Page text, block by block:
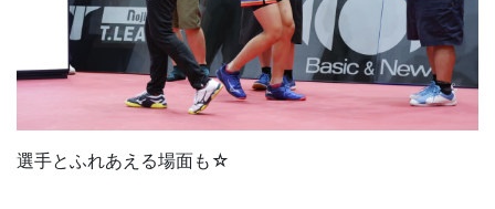
選手とふれあえる場面も☆